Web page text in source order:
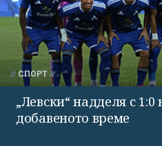
СПОРТ
„Левски“ надделя с 1:0
добавеното време